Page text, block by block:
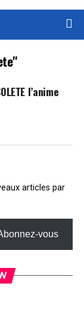
l’anime
articles par
vous